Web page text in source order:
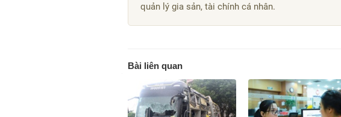
quản lý gia sản, tài chính cá nhân.
Bài liên quan